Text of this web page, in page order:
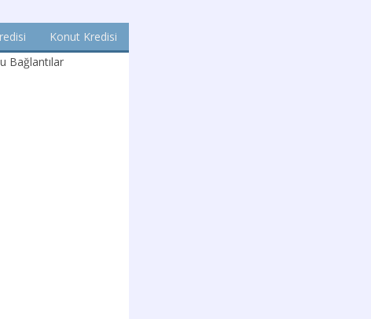
Konut Kredisi
Bağlantılar